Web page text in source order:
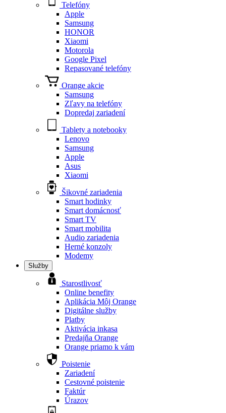
Telefóny
Apple
Samsung
HONOR
Xiaomi
Motorola
Google Pixel
Repasované telefóny
Orange akcie
Samsung
Zľavy na telefóny
Dopredaj zariadení
Tablety a notebooky
Lenovo
Samsung
Apple
Asus
Xiaomi
Šikovné zariadenia
Smart hodinky
Smart domácnosť
Smart TV
Smart mobilita
Audio zariadenia
Herné konzoly
Modemy
Služby
Starostlivosť
Online benefity
Aplikácia Môj Orange
Digitálne služby
Platby
Aktivácia inkasa
Predajňa Orange
Orange priamo k vám
Poistenie
Zariadení
Cestovné poistenie
Faktúr
Úrazov